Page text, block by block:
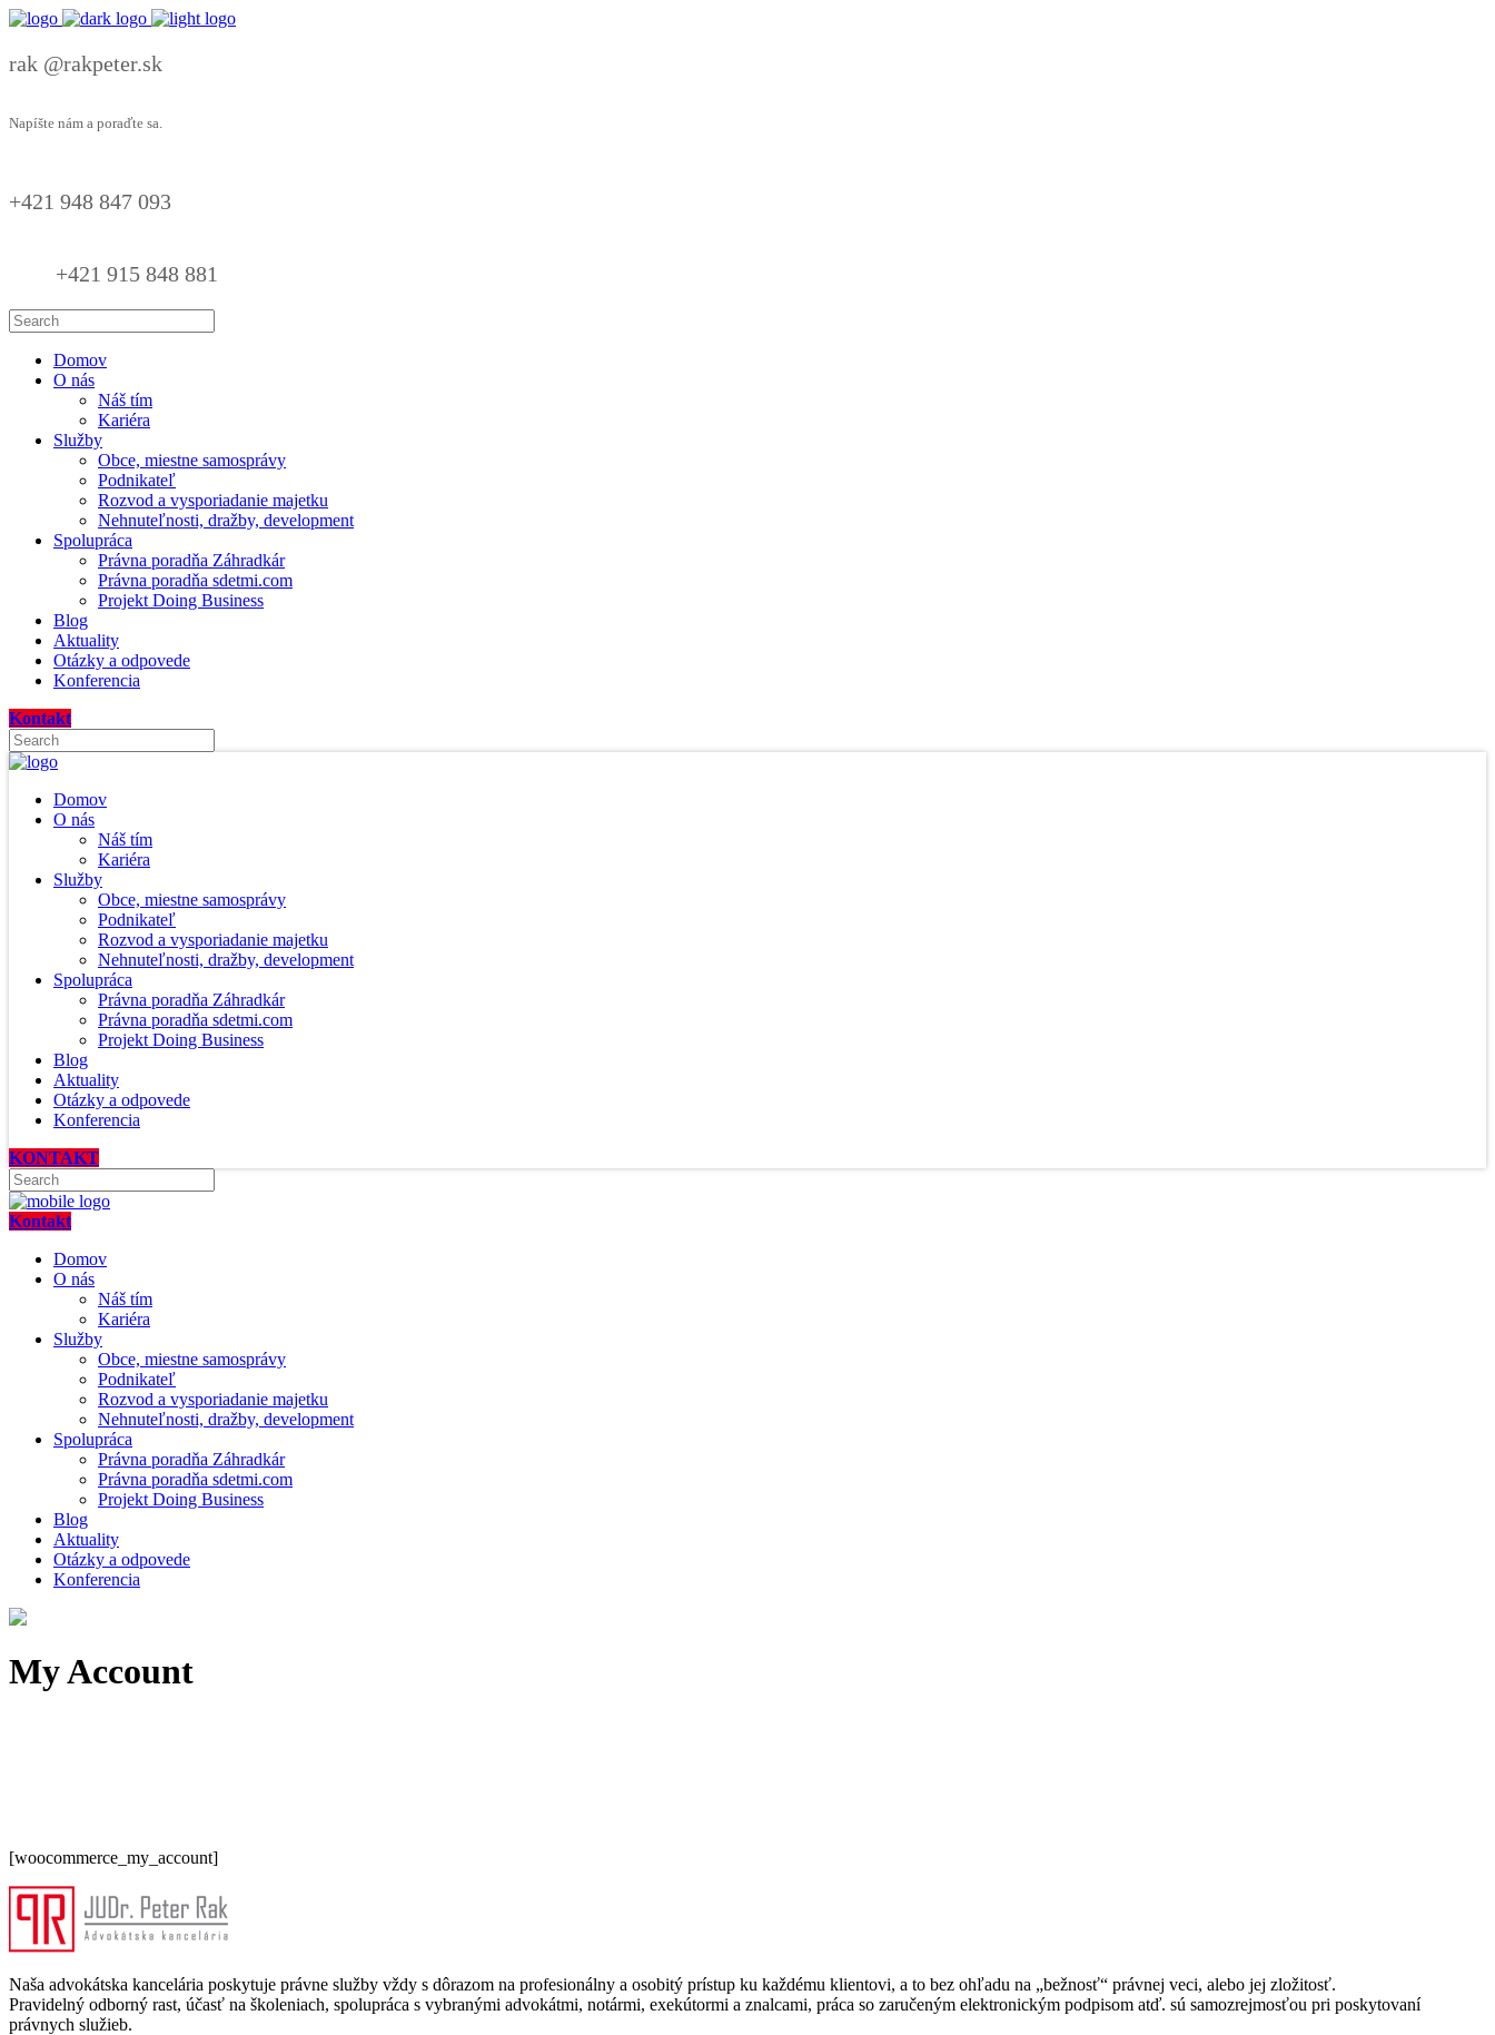
rak @rakpeter.sk
Napíšte nám a poraďte sa.
+421 948 847 093
+421 915 848 881
Domov
O nás
Náš tím
Kariéra
Služby
Obce, miestne samosprávy
Podnikateľ
Rozvod a vysporiadanie majetku
Nehnuteľnosti, dražby, development
Spolupráca
Právna poradňa Záhradkár
Právna poradňa sdetmi.com
Projekt Doing Business
Blog
Aktuality
Otázky a odpovede
Konferencia
Kontakt
Domov
O nás
Náš tím
Kariéra
Služby
Obce, miestne samosprávy
Podnikateľ
Rozvod a vysporiadanie majetku
Nehnuteľnosti, dražby, development
Spolupráca
Právna poradňa Záhradkár
Právna poradňa sdetmi.com
Projekt Doing Business
Blog
Aktuality
Otázky a odpovede
Konferencia
KONTAKT
Kontakt
Domov
O nás
Náš tím
Kariéra
Služby
Obce, miestne samosprávy
Podnikateľ
Rozvod a vysporiadanie majetku
Nehnuteľnosti, dražby, development
Spolupráca
Právna poradňa Záhradkár
Právna poradňa sdetmi.com
Projekt Doing Business
Blog
Aktuality
Otázky a odpovede
Konferencia
My Account
[woocommerce_my_account]
Naša advokátska kancelária poskytuje právne služby vždy s dôrazom na profesionálny a osobitý prístup ku každému klientovi, a to bez ohľadu na „bežnosť“ právnej veci, alebo jej zložitosť.
Pravidelný odborný rast, účasť na školeniach, spolupráca s vybranými advokátmi, notármi, exekútormi a znalcami, práca so zaručeným elektronickým podpisom atď. sú samozrejmosťou pri poskytovaní
právnych služieb.